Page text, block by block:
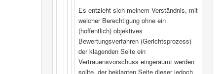
Es entzieht sich meinem Verständnis, mit
welcher Berechtigung ohne ein
(hoffentlich) objektives
Bewertungsverfahren (Gerichtsprozess)
der klagenden Seite ein
Vertrauensvorschuss eingeräumt werden
sollte, der beklagten Seite dieser jedoch